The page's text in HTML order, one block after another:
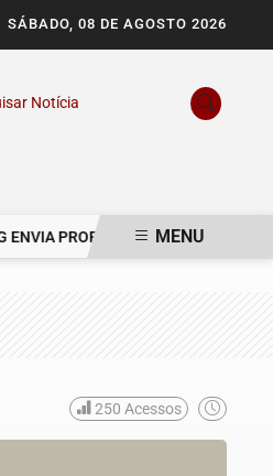
SÁBADO, 08 DE AGOSTO 2026
Notícia
PROPOSTA AO GRÊMIO PARA
MENU
250 Acessos